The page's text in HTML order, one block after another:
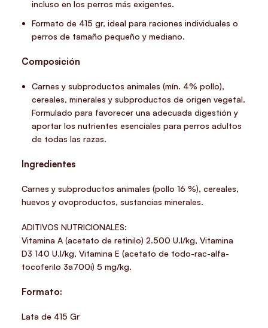
incluso en los perros más exigentes.
Formato de 415 gr, ideal para raciones individuales o
perros de tamaño pequeño y mediano.
Composición
Carnes y subproductos animales (mín. 4% pollo),
cereales, minerales y subproductos de origen vegetal.
Formulado para favorecer una adecuada digestión y
aportar los nutrientes esenciales para perros adultos
de todas las razas.
Ingredientes
Carnes y subproductos animales (pollo 16 %), cereales,
huevos y ovoproductos, sustancias minerales.
ADITIVOS NUTRICIONALES:
Vitamina A (acetato de retinilo) 2.500 U.I/kg, Vitamina
D3 140 U.I/kg, Vitamina E (acetato de todo-rac-alfa-
tocoferilo 3a700i) 5 mg/kg.
Formato:
Lata de 415 Gr